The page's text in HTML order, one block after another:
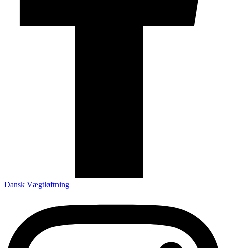
Dansk Vægtløftning